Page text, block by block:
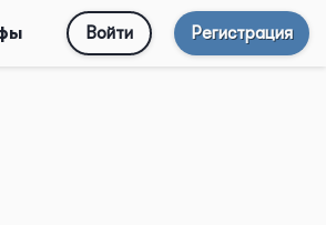
Войти Регистрация